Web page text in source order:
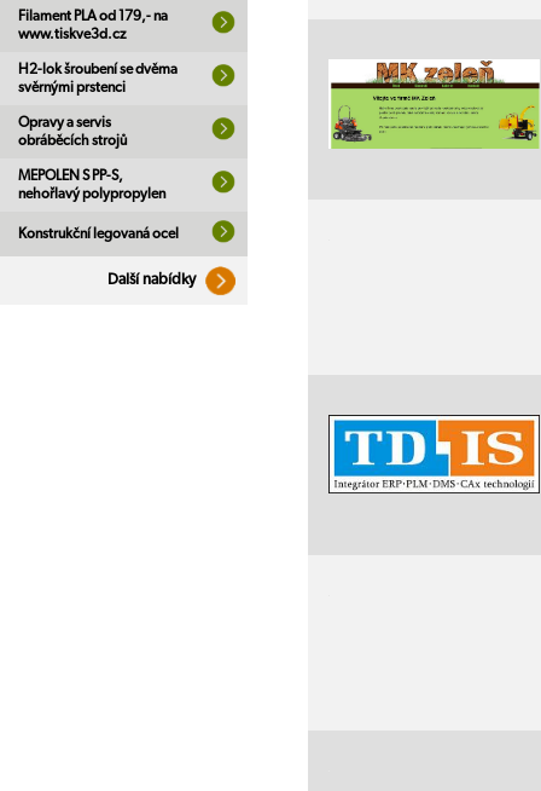
Filament PLA od 179,- na
www.tiskve3d.cz
H2-lok šroubení se dvěma
svěrnými prstenci
Opravy a servis
obráběcích strojů
MEPOLEN S PP-S,
nehořlavý polypropylen
Konstrukční legovaná ocel
Další nabídky